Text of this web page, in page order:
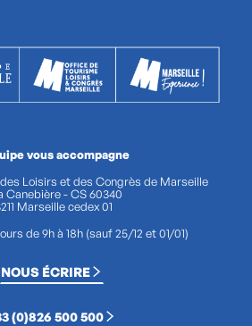
vous accompagne
Loisirs et des Congrès de Marseille
Canebière - CS 60340
Marseille cedex 01
de 9h à 18h (sauf 25/12 et 01/01)
NOUS ÉCRIRE
(0)826 500 500